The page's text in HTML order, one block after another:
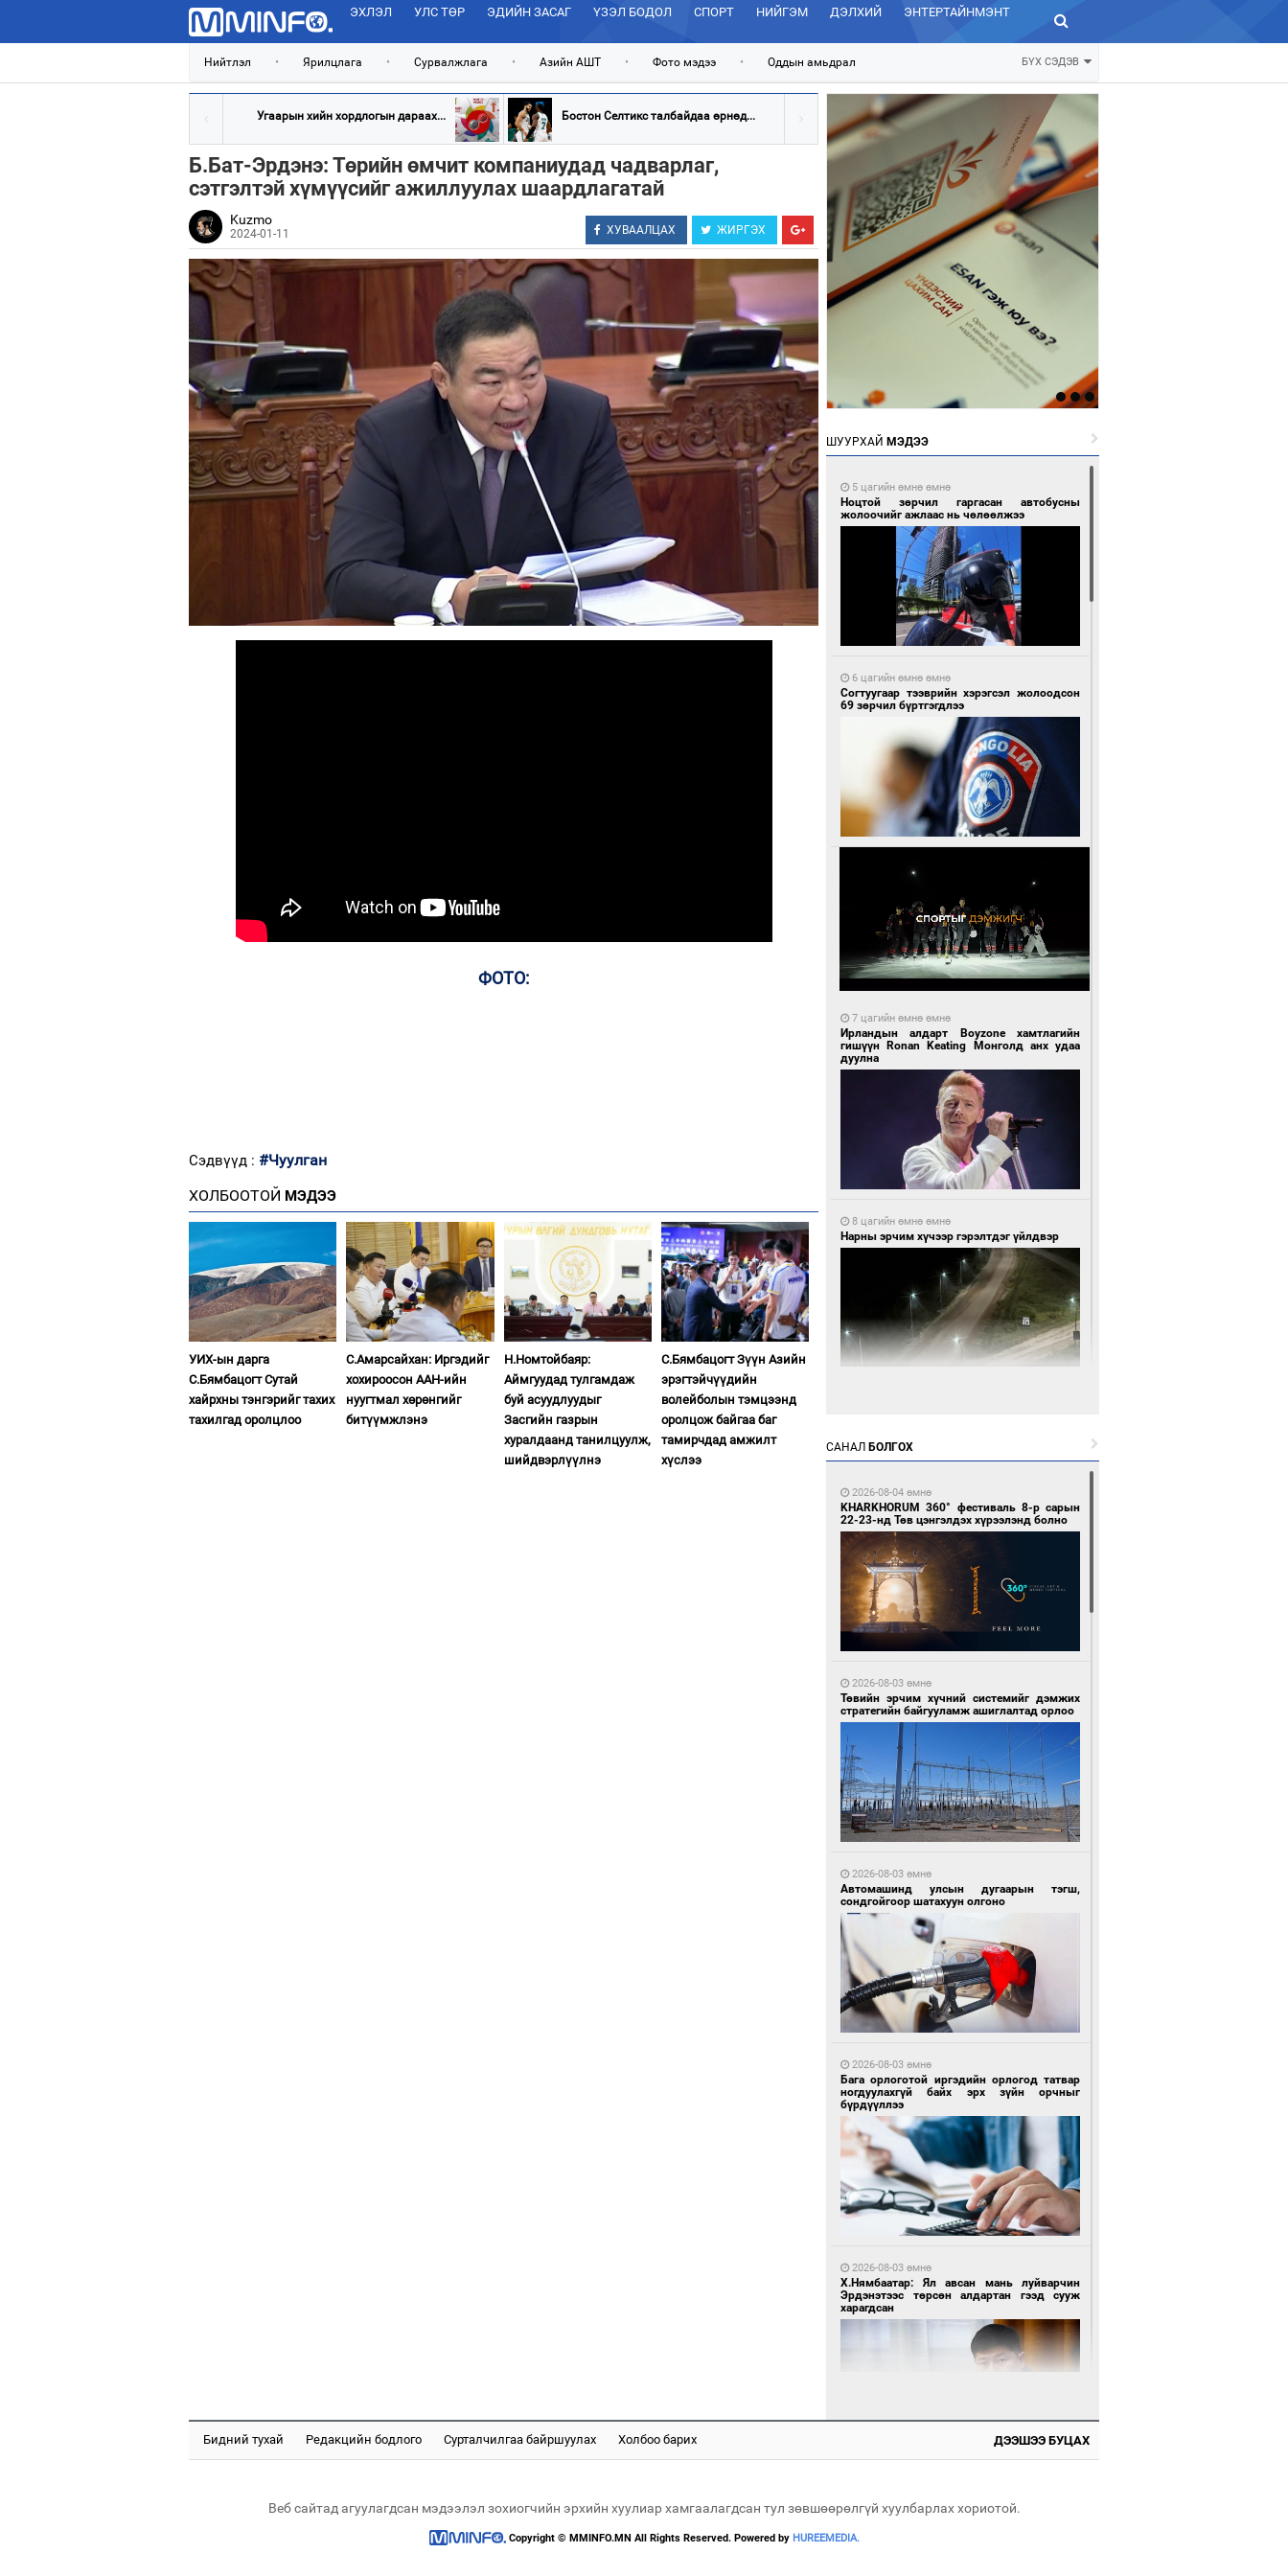
ЭХЛЭЛ УЛС ТӨР ЭДИЙН ЗАСАГ ҮЗЭЛ БОДОЛ СПОРТ НИЙГЭМ ДЭЛХИЙ ЭНТЕРТАЙНМЭНТ ЗУРХАЙ
Нийтлэл • Ярилцлага • Сурвалжлага • Азийн АШТ • Фото мэдээ • Оддын амьдрал БҮХ СЭДЭВ
Угаарын хийн хордлогын дараах... Бостон Селтикс талбайдаа өрнөд...
Б.Бат-Эрдэнэ: Төрийн өмчит компаниудад чадварлаг,
сэтгэлтэй хүмүүсийг ажиллуулах шаардлагатай
Kuzmo
2024-01-11 ХУВААЛЦАХ ЖИРГЭХ
ФОТО:
Сэдвүүд : #Чуулган
ХОЛБООТОЙ МЭДЭЭ
УИХ-ын дарга
С.Бямбацогт Сутай
хайрхны тэнгэрийг тахих
тахилгад оролцлоо
С.Амарсайхан: Иргэдийг
хохироосон ААН-ийн
нуугтмал хөрөнгийг
битүүмжлэнэ
Н.Номтойбаяр:
Аймгуудад тулгамдаж
буй асуудлуудыг
Засгийн газрын
хуралдаанд танилцуулж,
шийдвэрлүүлнэ
С.Бямбацогт Зүүн Азийн
эрэгтэйчүүдийн
волейболын тэмцээнд
оролцож байгаа баг
тамирчдад амжилт
хүслээ
ШУУРХАЙ МЭДЭЭ
5 цагийн өмнө өмнө
Ноцтой зөрчил гаргасан автобусны
жолоочийг ажлаас нь чөлөөлжээ
6 цагийн өмнө өмнө
Согтуугаар тээврийн хэрэгсэл жолоодсон
69 зөрчил бүртгэгдлээ
7 цагийн өмнө өмнө
Ирландын алдарт Boyzone хамтлагийн
гишүүн Ronan Keating Монголд анх удаа
дуулна
8 цагийн өмнө өмнө
Нарны эрчим хүчээр гэрэлтдэг үйлдвэр
9 цагийн өмнө өмнө
Өнөөдөр сондгой тоогоор төгссөн улсын
дугаартай автомашинтай иргэдэд шатахуун
олгоно
9 цагийн өмнө өмнө
УИХ-ын дарга С.Бямбацогт Сутай хайрхны
тэнгэрийг тахих тахилгад оролцлоо
9 цагийн өмнө өмнө
Зургаан цагаан мэнгэтэй харагчин үхэр
өдөр
9 цагийн өмнө өмнө
Бороо орохгүй, өдөртөө 28-30 хэм дулаан
байна
САНАЛ БОЛГОХ
2026-08-04 өмнө
KHARKHORUM 360° фестиваль 8-р сарын
22-23-нд Төв цэнгэлдэх хүрээлэнд болно
2026-08-03 өмнө
Төвийн эрчим хүчний системийг дэмжих
стратегийн байгууламж ашиглалтад орлоо
2026-08-03 өмнө
Автомашинд улсын дугаарын тэгш,
сондгойгоор шатахуун олгоно
2026-08-03 өмнө
Бага орлоготой иргэдийн орлогод татвар
ногдуулахгүй байх эрх зүйн орчныг
бүрдүүллээ
2026-08-03 өмнө
Х.Нямбаатар: Ял авсан мань луйварчин
Эрдэнэтээс төрсөн алдартан гээд сууж
харагдсан
Бидний тухай Редакцийн бодлого Сурталчилгаа байршуулах Холбоо барих ДЭЭШЭЭ БУЦАХ
Веб сайтад агуулагдсан мэдээлэл зохиогчийн эрхийн хуулиар хамгаалагдсан тул зөвшөөрөлгүй хуулбарлах хориотой.
Copyright © MMINFO.MN All Rights Reserved. Powered by HUREEMEDIA.